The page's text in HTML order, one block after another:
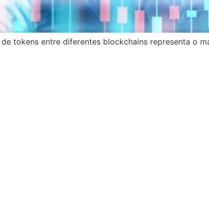
tokens entre diferentes blockchains representa o